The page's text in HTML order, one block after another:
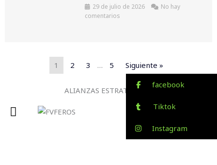
29 de julio de 2026
No hay
comentarios
1 2 3 … 5 Siguiente »
ALIANZAS ESTRATEGICAS
facebook
Tiktok
Instagram